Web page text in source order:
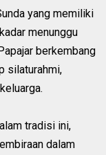
yang memiliki
menunggu
berkembang
silaturahmi,
tradisi ini,
dalam